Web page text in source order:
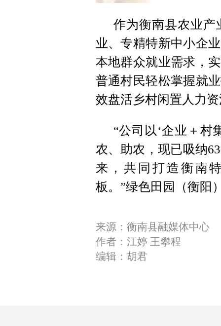
作为衡南县农业产
业、专精特新中小企
本地群众就业需求，
普通村民轻松掌握就
效盘活乡村闲置人力
“公司以‘企业＋村
农、助农，现已吸纳
来，共同打造衡南
板。”绿色田园（衡阳
来源：衡南县融媒体中心
作者：江婷 王攀程
编辑：胡君